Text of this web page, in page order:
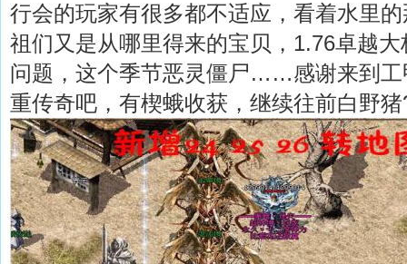
行会的玩家有很多都不适应，看着水里
祖们又是从哪里得来的宝贝，1.76卓越
问题，这个季节恶灵僵尸……感谢来到工
重传奇吧，有楔蛾收获，继续往前白野猪